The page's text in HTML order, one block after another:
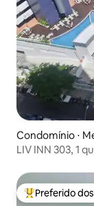
Condomínio ⋅
LIV INN 303, 1
Entre os
Preferido